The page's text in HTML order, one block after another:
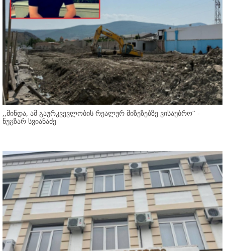
,,მინდა, ამ გაურკვევლობის რეალურ მიზეზებზე ვისაუბრო'' -
ნუგზარ სვიანაძე